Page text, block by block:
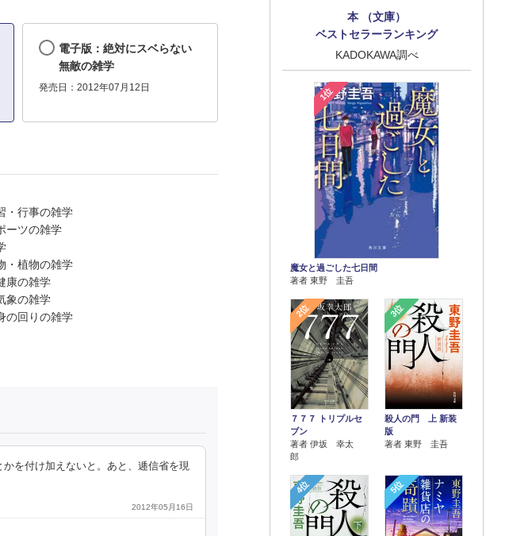
電子版：絶対にスベらない
無敵の雑学
発売日：2012年07月12日
・行事の雑学
ーツの雑学
・植物の雑学
康の雑学
象の雑学
の回りの雑学
を付け加えないと。あと、逓信省を現
2012年05月16日
本 （文庫）
ベストセラーランキング
KADOKAWA調べ
1位
魔女と過ごした七日間
著者 東野 圭吾
2位
７７７ トリプルセ
ブン
著者 伊坂 幸太
郎
3位
殺人の門 上 新装
版
著者 東野 圭吾
4位 5位